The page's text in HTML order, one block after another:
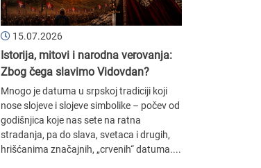
15.07.2026
Istorija, mitovi i narodna verovanja:
Zbog čega slavimo Vidovdan?
Mnogo je datuma u srpskoj tradiciji koji
nose slojeve i slojeve simbolike – počev od
godišnjica koje nas sete na ratna
stradanja, pa do slava, svetaca i drugih,
hrišćanima značajnih, „crvenih“ datuma....